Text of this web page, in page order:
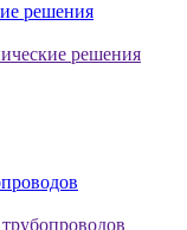
решения
решения